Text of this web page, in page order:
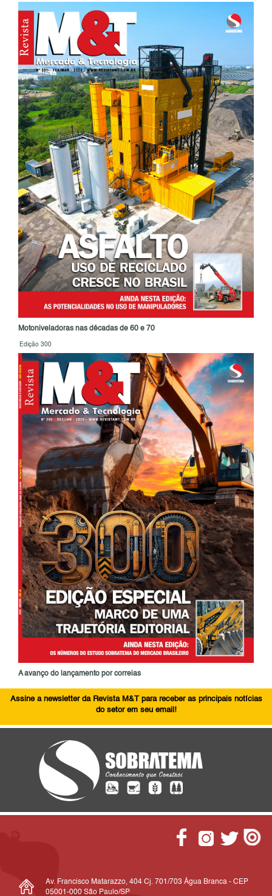
Motoniveladoras nas décadas de 60 e 70
Edição 300
A avanço do lançamento por correias
Assine a newsletter da Revista M&T para receber as principais notícias
do setor em seu email!
Av. Francisco Matarazzo, 404 Cj. 701/703 Água Branca - CEP
05001-000 São Paulo/SP